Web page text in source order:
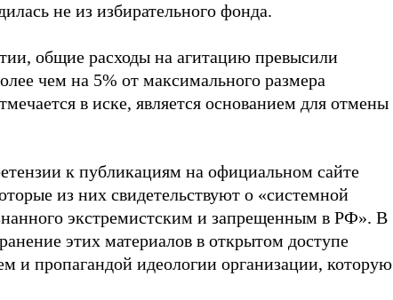
не из избирательного фонда.
общие расходы на агитацию превысили
чем на 5% от максимального размера
в иске, является основанием для отмены
к публикациям на официальном сайте
из них свидетельствуют о «системной
экстремистским и запрещенным в РФ». В
этих материалов в открытом доступе
и пропагандой идеологии организации, которую